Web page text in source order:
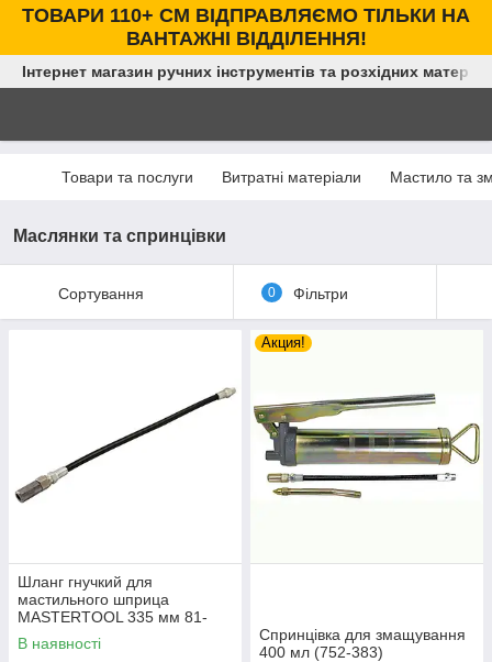
ТОВАРИ 110+ СМ ВІДПРАВЛЯЄМО ТІЛЬКИ НА
ВАНТАЖНІ ВІДДІЛЕННЯ!
Інтернет магазин ручних інструментів та розхідних
Товари та послуги Витратні матеріали Мастило та
Маслянки та спринцівки
Сортування 0 Фільтри
Шланг гнучкий для
мастильного шприца
MASTERTOOL 335 мм 81-
8802 (мт81-8802)
В наявності
Акция!
Спринцівка для змащування
400 мл (752-383)